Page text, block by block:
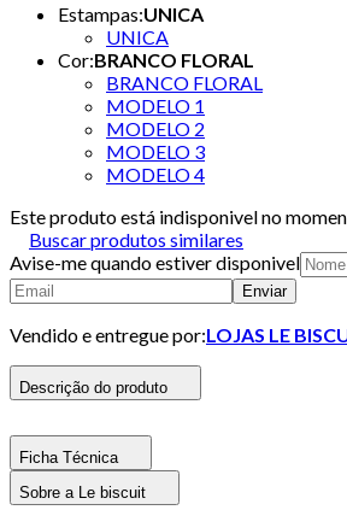
Estampas:UNICA
UNICA
Cor:BRANCO FLORAL
BRANCO FLORAL
MODELO 1
MODELO 2
MODELO 3
MODELO 4
Este produto está indisponivel no
Buscar produtos similares
Avise-me quando estiver disponivel
Enviar
Vendido e entregue por:LOJAS LE
Descrição do produto
Ficha Técnica
Sobre a Le biscuit